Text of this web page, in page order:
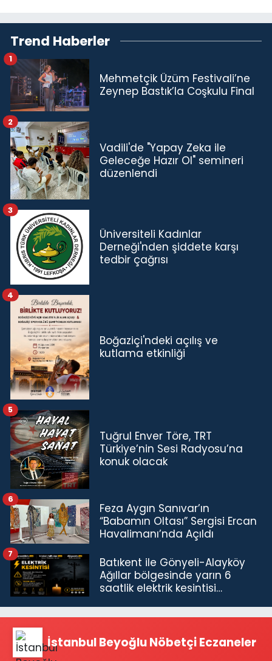
Trend Haberler
Mehmetçik Üzüm Festivali’ne
Zeynep Bastık’la Coşkulu Final
1
Vadili'de "Yapay Zeka ile
Geleceğe Hazır Ol" semineri
düzenlendi
2
Üniversiteli Kadınlar
Derneği'nden şiddete karşı
tedbir çağrısı
3
Boğaziçi'ndeki açılış ve
kutlama etkinliği
4
Tuğrul Enver Töre, TRT
Türkiye’nin Sesi Radyosu’na
konuk olacak
5
Feza Aygın Sanıvar’ın
“Babamın Oltası” Sergisi Ercan
Havalimanı’nda Açıldı
6
Batıkent ile Gönyeli-Alayköy
Ağıllar bölgesinde yarın 6
saatlik elektrik kesintisi…
7
İstanbul Beyoğlu Nöbetçi Eczaneler